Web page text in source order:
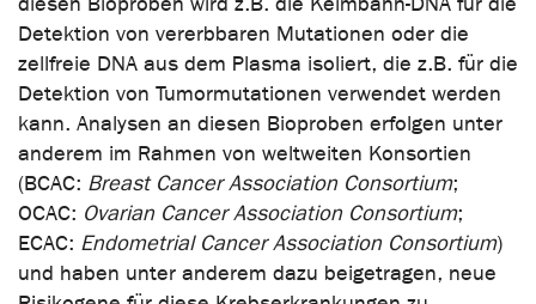
Detektion von vererbbaren Mutationen oder die
zellfreie DNA aus dem Plasma isoliert, die z.B. für die
Detektion von Tumormutationen verwendet werden
kann. Analysen an diesen Bioproben erfolgen unter
anderem im Rahmen von weltweiten Konsortien
(BCAC: Breast Cancer Association Consortium;
OCAC: Ovarian Cancer Association Consortium;
ECAC: Endometrial Cancer Association Consortium)
und haben unter anderem dazu beigetragen, neue